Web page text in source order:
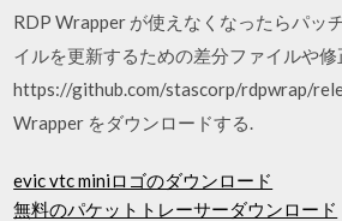
RDP Wrapper が使えなくなったらパッ
イルを更新するための差分ファイルや修
https://github.com/stascorp/rdpwrap/
Wrapper をダウンロードする.
evic vtc miniロゴのダウンロード
無料のパケットトレーサーダウンロード